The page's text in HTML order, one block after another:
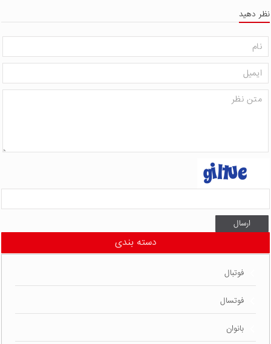
نظر دهید
ارسال
دسته بندی
فوتبال
فوتسال
بانوان